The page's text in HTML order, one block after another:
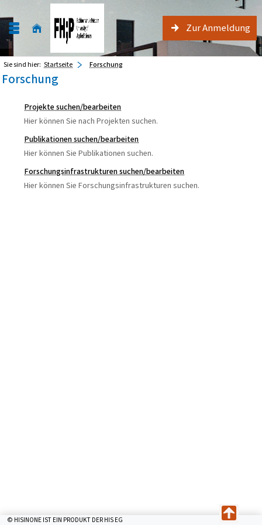
Zur Anmeldung
Sie sind hier: Startseite Forschung
Forschung
Projekte suchen/bearbeiten
Hier können Sie nach Projekten suchen.
Publikationen suchen/bearbeiten
Hier können Sie Publikationen suchen.
Forschungsinfrastrukturen suchen/bearbeiten
Hier können Sie Forschungsinfrastrukturen suchen.
© HISINONE IST EIN PRODUKT DER HIS EG